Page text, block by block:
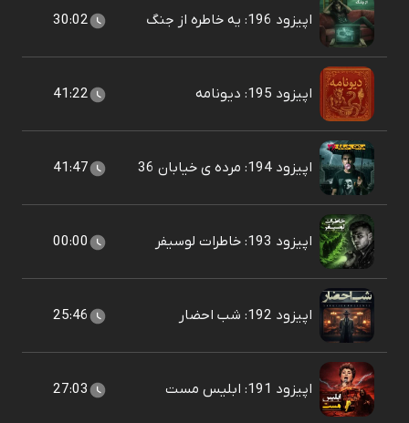
اپیزود 196: یه خاطره از جنگ 30:02
اپیزود 195: دیونامه 41:22
اپیزود 194: مرده ی خیابان 36 41:47
اپیزود 193: خاطرات لوسیفر 00:00
اپیزود 192: شب احضار 25:46
اپیزود 191: ابلیس مست 27:03